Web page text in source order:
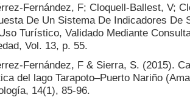
Fernández, F; Cloquell-Ballest, V;
De Un Sistema De Indicadores De
Turístico, Validado Mediante
Vol. 13, p. 55.
Fernández, F & Sierra, S. (2015).
del lago Tarapoto–Puerto Nariño
14(1), 85-96.